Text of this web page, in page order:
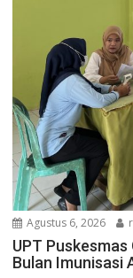
Agustus 6, 2026
UPT
Bulan Imunisasi